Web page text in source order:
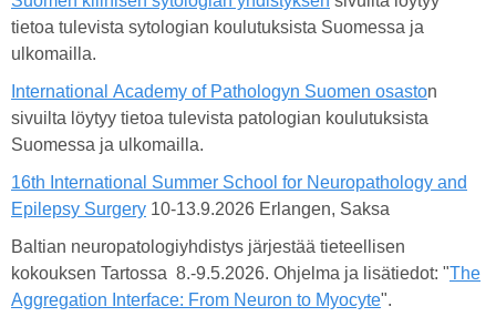
tietoa tulevista sytologian koulutuksista Suomessa ja
ulkomailla.
International Academy of Pathologyn Suomen osaston
sivuilta löytyy tietoa tulevista patologian koulutuksista
Suomessa ja ulkomailla.
16th International Summer School for Neuropathology and
Epilepsy Surgery 10-13.9.2026 Erlangen, Saksa
Baltian neuropatologiyhdistys järjestää tieteellisen
kokouksen Tartossa 8.-9.5.2026. Ohjelma ja lisätiedot: "The
Aggregation Interface: From Neuron to Myocyte".